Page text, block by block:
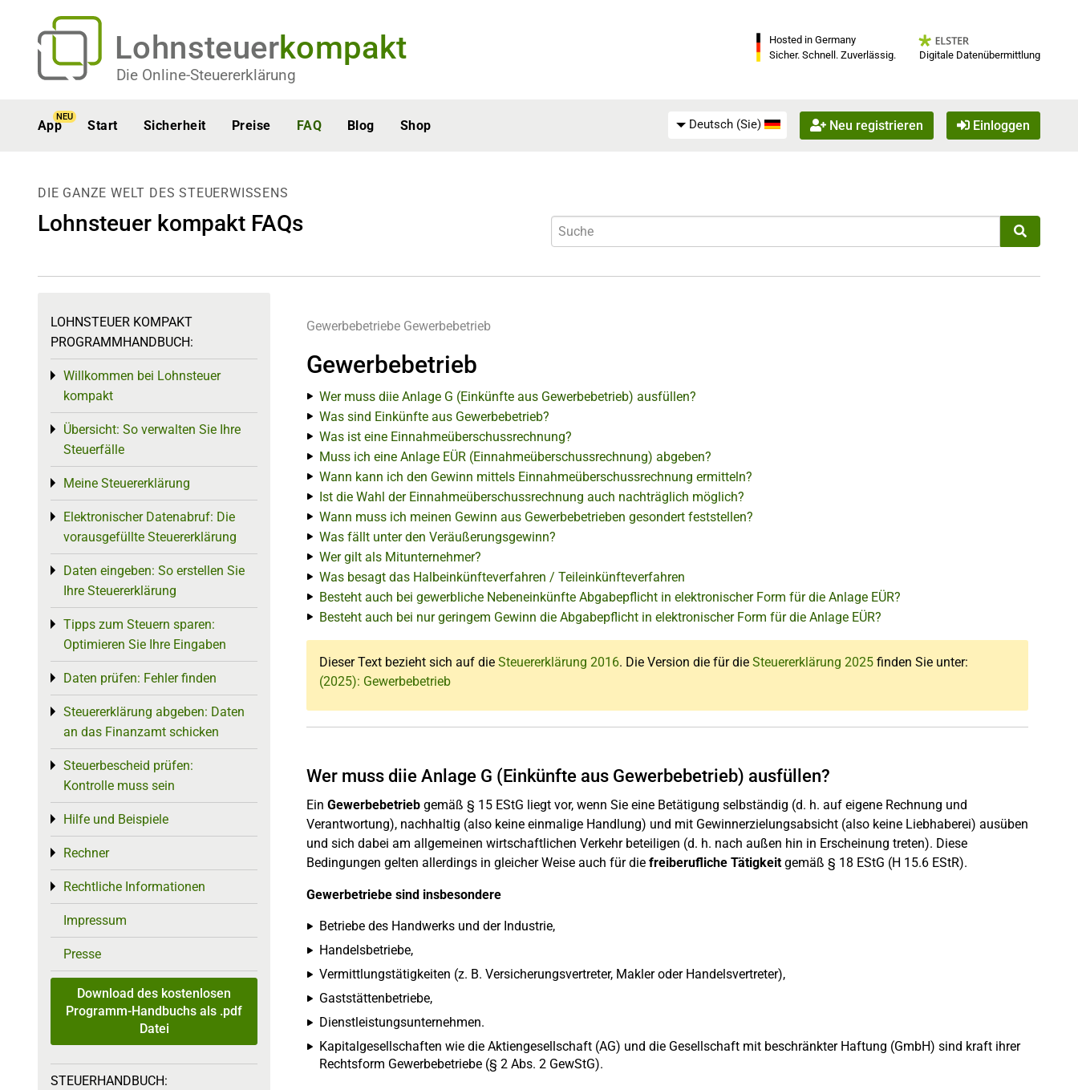
Lohnsteuerkompakt
Die Online-Steuererklärung
Hosted in Germany
Sicher. Schnell. Zuverlässig.
Digitale Datenübermittlung
App
NEU
Start Sicherheit Preise FAQ Blog Shop Deutsch (Sie) Neu registrieren Einloggen
DIE GANZE WELT DES STEUERWISSENS
Lohnsteuer kompakt FAQs
Gewerbebetriebe Gewerbebetrieb
Gewerbebetrieb
Wer muss diie Anlage G (Einkünfte aus Gewerbebetrieb) ausfüllen?
Was sind Einkünfte aus Gewerbebetrieb?
Was ist eine Einnahmeüberschussrechnung?
Muss ich eine Anlage EÜR (Einnahmeüberschussrechnung) abgeben?
Wann kann ich den Gewinn mittels Einnahmeüberschussrechnung ermitteln?
Ist die Wahl der Einnahmeüberschussrechnung auch nachträglich möglich?
Wann muss ich meinen Gewinn aus Gewerbebetrieben gesondert feststellen?
Was fällt unter den Veräußerungsgewinn?
Wer gilt als Mitunternehmer?
Was besagt das Halbeinkünfteverfahren / Teileinkünfteverfahren
Besteht auch bei gewerbliche Nebeneinkünfte Abgabepflicht in elektronischer Form für die Anlage EÜR?
Besteht auch bei nur geringem Gewinn die Abgabepflicht in elektronischer Form für die Anlage EÜR?
Dieser Text bezieht sich auf die Steuererklärung 2016. Die Version die für die Steuererklärung 2025 finden Sie unter:
(2025): Gewerbebetrieb
Wer muss diie Anlage G (Einkünfte aus Gewerbebetrieb) ausfüllen?
Ein Gewerbebetrieb gemäß § 15 EStG liegt vor, wenn Sie eine Betätigung selbständig (d. h. auf eigene Rechnung und
Verantwortung), nachhaltig (also keine einmalige Handlung) und mit Gewinnerzielungsabsicht (also keine Liebhaberei) ausüben
und sich dabei am allgemeinen wirtschaftlichen Verkehr beteiligen (d. h. nach außen hin in Erscheinung treten). Diese
Bedingungen gelten allerdings in gleicher Weise auch für die freiberufliche Tätigkeitgemäß § 18 EStG (H 15.6 EStR).
Gewerbetriebe sind insbesondere
Betriebe des Handwerks und der Industrie,
Handelsbetriebe,
Vermittlungstätigkeiten (z. B. Versicherungsvertreter, Makler oder Handelsvertreter),
Gaststättenbetriebe,
Dienstleistungsunternehmen.
Kapitalgesellschaften wie die Aktiengesellschaft (AG) und die Gesellschaft mit beschränkter Haftung (GmbH) sind kraft ihrer
Rechtsform Gewerbebetriebe (§ 2 Abs. 2 GewStG).
LOHNSTEUER KOMPAKT
PROGRAMMHANDBUCH:
Willkommen bei Lohnsteuer
kompakt
Toggle menu
Übersicht: So verwalten Sie Ihre
Steuerfälle
Toggle menu
Meine Steuererklärung
Toggle menu
Elektronischer Datenabruf: Die
vorausgefüllte Steuererklärung
Toggle menu
Daten eingeben: So erstellen Sie
Ihre Steuererklärung
Toggle menu
Tipps zum Steuern sparen:
Optimieren Sie Ihre Eingaben
Toggle menu
Daten prüfen: Fehler finden
Toggle menu
Steuererklärung abgeben: Daten
an das Finanzamt schicken
Toggle menu
Steuerbescheid prüfen:
Kontrolle muss sein
Toggle menu
Hilfe und Beispiele
Toggle menu
Rechner
Toggle menu
Rechtliche Informationen
Toggle menu
Impressum
Presse
Download des kostenlosen
Programm-Handbuchs als .pdf
Datei
STEUERHANDBUCH: